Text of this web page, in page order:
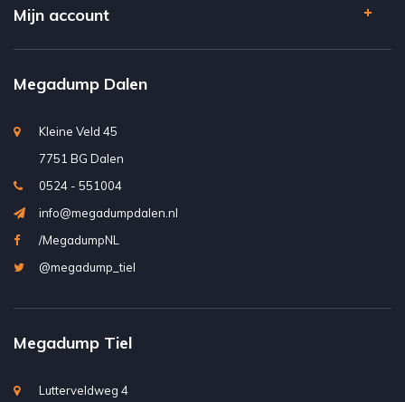
Mijn account
Megadump Dalen
Kleine Veld 45
7751 BG Dalen
0524 - 551004
info@megadumpdalen.nl
/MegadumpNL
@megadump_tiel
Megadump Tiel
Lutterveldweg 4